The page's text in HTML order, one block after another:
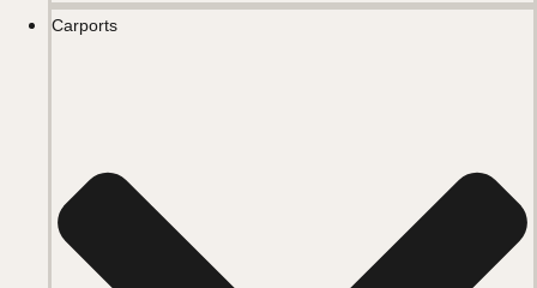
Carports